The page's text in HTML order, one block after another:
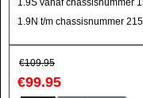
1.9S vanaf chassisnummer
1.9N t/m chassisnummer
€109.95
€99.95